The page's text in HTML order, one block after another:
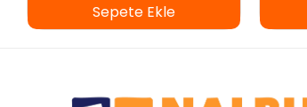
Sepete Ekle